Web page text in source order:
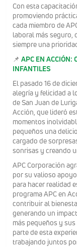
Con esta
promoviendo
cada miembro de
laboral más seguro,
siempre una
📌APC EN
INFANTILES
El pasado 16 de
alegría y felicidad a
de San Juan de
Acción, que lideró
momentos
pequeños una
cargado de
sonrisas y creando
APC Corporación
por su valioso
para hacer realidad
programa APC en
contribuir al
generando un
más pequeños y
parte de esta
trabajando juntos